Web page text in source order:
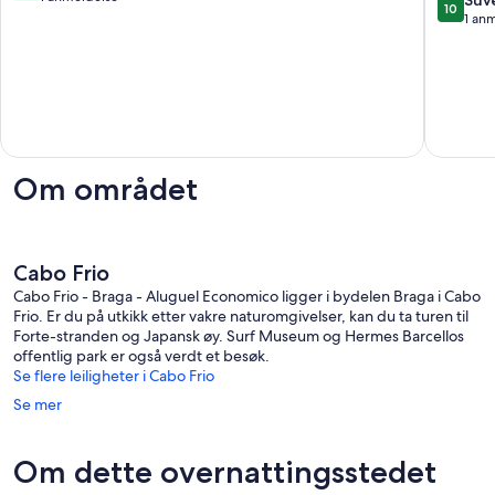
Beach
av
10
1
Om området
Cabo Frio
Cabo Frio - Braga - Aluguel Economico ligger i bydelen Braga i Cabo
Frio. Er du på utkikk etter vakre naturomgivelser, kan du ta turen til
Forte-stranden og Japansk øy. Surf Museum og Hermes Barcellos
offentlig park er også verdt et besøk.
Se flere leiligheter i Cabo Frio
Se mer
Om dette overnattingsstedet